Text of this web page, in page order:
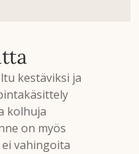
kestäviksi ja
kolhuja
on myös
vahingoita